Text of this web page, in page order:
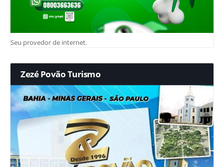
Seu provedor de internet.
Zezé Povão Turismo